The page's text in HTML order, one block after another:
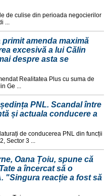
de culise din perioada negocierilor
...
primit amenda maximă
excesivă a lui Călin
despre asta se
Realitatea Plus cu suma de
Ge ...
PNL. Scandal între
și actuala conducere a
de conducerea PNL din funcții
Sector 3 ...
Oana Țoiu, spune că
a încercat să o
"Singura reacție a fost să